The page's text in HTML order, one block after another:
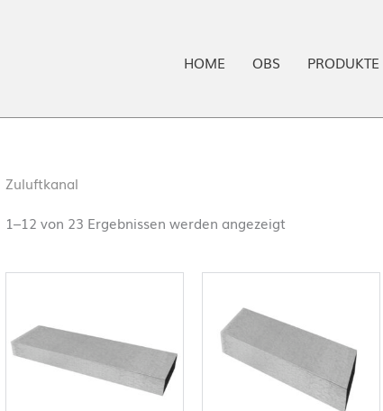
HOME OBS PRODUKTE
Zuluftkanal
1–12 von 23 Ergebnissen werden angezeigt